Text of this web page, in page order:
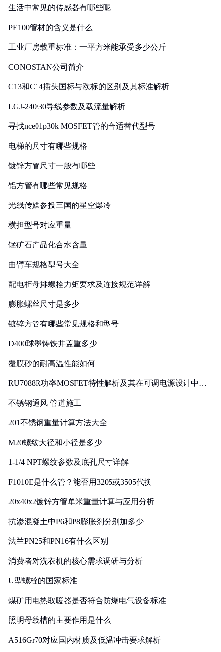
生活中常见的传感器有哪些呢
PE100管材的含义是什么
工业厂房载重标准：一平方米能承受多少公斤
CONOSTAN公司简介
C13和C14插头国标与欧标的区别及其标准解析
LGJ-240/30导线参数及载流量解析
寻找nce01p30k MOSFET管的合适替代型号
电梯的尺寸有哪些规格
镀锌方管尺寸一般有哪些
铝方管有哪些常见规格
光线传媒参投三国的星空爆冷
横担型号对应重量
锰矿石产品化合水含量
曲臂车规格型号大全
配电柜母排螺栓力矩要求及连接规范详解
膨胀螺丝尺寸是多少
镀锌方管有哪些常见规格和型号
D400球墨铸铁井盖重多少
覆膜砂的耐高温性能如何
RU7088R功率MOSFET特性解析及其在可调电源设计中的
不锈钢通风 管道施工
201不锈钢重量计算方法大全
M20螺纹大径和小径是多少
1-1/4 NPT螺纹参数及底孔尺寸详解
F1010E是什么管？能否用3205或3505代换
20x40x2镀锌方管单米重量计算与应用分析
抗渗混凝土中P6和P8膨胀剂分别加多少
法兰PN25和PN16有什么区别
消费者对洗衣机的核心需求调研与分析
U型螺栓的国家标准
煤矿用电热取暖器是否符合防爆电气设备标准
照明母线槽的主要作用是什么
A516Gr70对应国内材质及低温冲击要求解析